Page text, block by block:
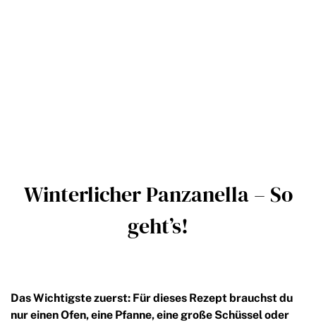
Winterlicher Panzanella – So
geht’s!
Das Wichtigste zuerst: Für dieses Rezept brauchst du
nur einen Ofen, eine Pfanne, eine große Schüssel oder